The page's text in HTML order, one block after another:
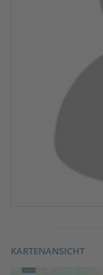
KARTENANSICHT